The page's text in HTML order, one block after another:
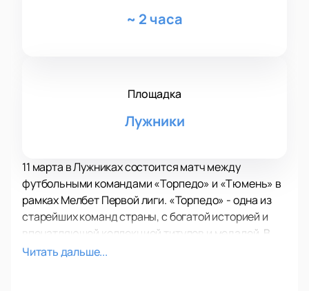
~ 2 часа
Площадка
Лужники
11 марта в Лужниках состоится матч между
футбольными командами «Торпедо» и «Тюмень» в
рамках Мелбет Первой лиги. «Торпедо» - одна из
старейших команд страны, с богатой историей и
впечатляющей коллекцией титулов и медалей. В
советский период они были постоянными
Читать дальше...